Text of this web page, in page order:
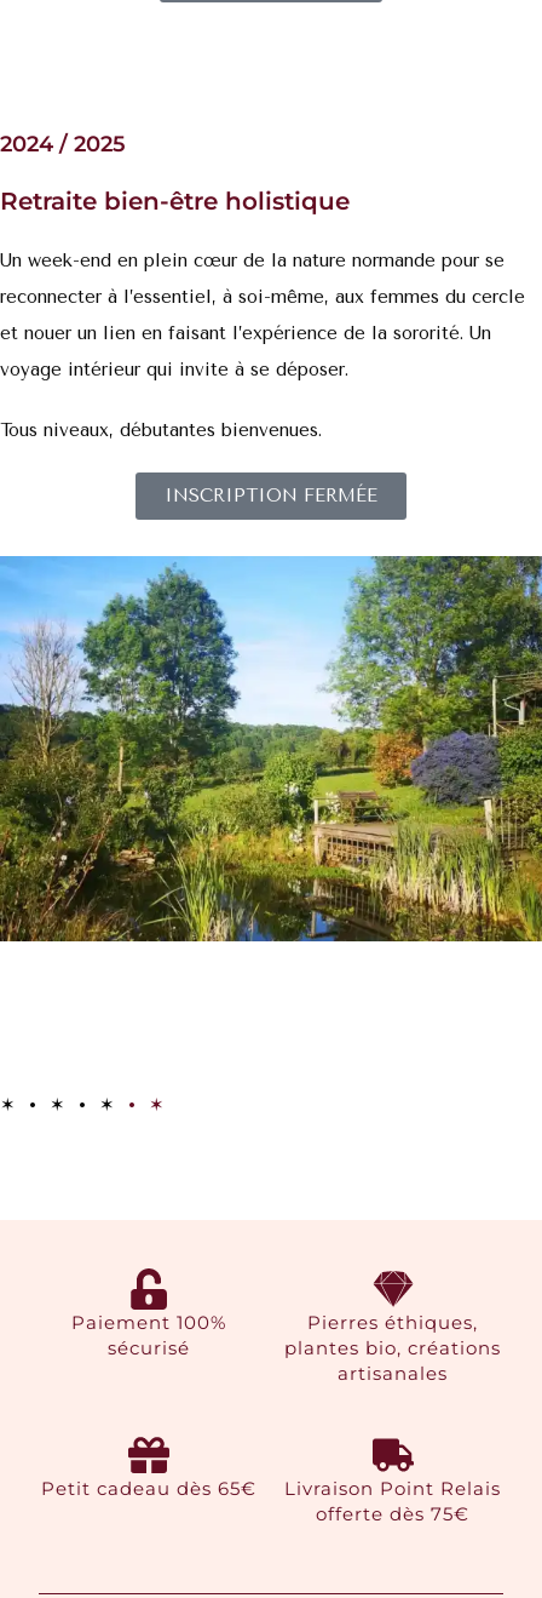
2024 / 2025
Retraite bien-être holistique
Un week-end en plein cœur de la nature normande pour se
reconnecter à l’essentiel, à soi-même, aux femmes du cercle
et nouer un lien en faisant l’expérience de la sororité. Un
voyage intérieur qui invite à se déposer.
Tous niveaux, débutantes bienvenues.
INSCRIPTION FERMÉE
✶ • ✶ • ✶ • ✶
Paiement 100%
sécurisé
Pierres éthiques,
plantes bio, créations
artisanales
Petit cadeau dès 65€
Livraison Point Relais
offerte dès 75€